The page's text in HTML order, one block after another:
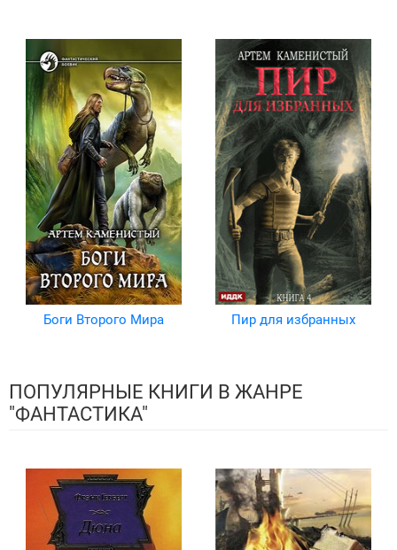
Боги Второго Мира Пир для избранных
ПОПУЛЯРНЫЕ КНИГИ В ЖАНРЕ
"ФАНТАСТИКА"